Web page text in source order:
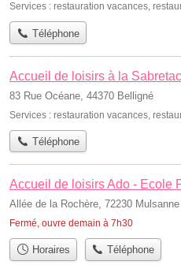
Services : restauration vacances,
Téléphone
Accueil de loisirs à la
83 Rue Océane, 44370 Belligné
Services : restauration vacances
Téléphone
Accueil de loisirs Ado - Ecole
Allée de la Rochère, 72230 Mulsanne
Fermé, ouvre demain à 7h30
Horaires Téléphone